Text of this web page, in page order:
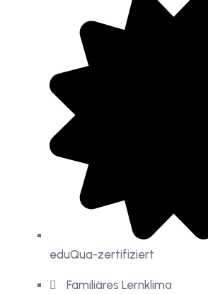
eduQua-zertifiziert
Familiäres Lernklima